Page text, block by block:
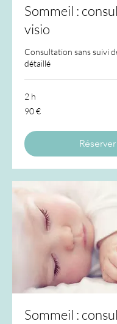
Sommeil :
visio
Consultation sans suivi
détaillé
2 h
90
euros
90 €
Réserver
Sommeil :